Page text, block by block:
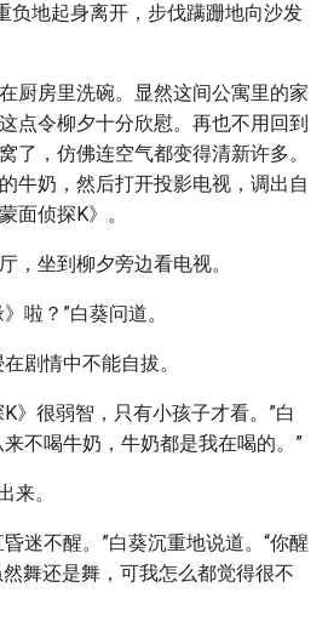
负地起身离开，步伐蹒跚地向沙发
厨房里洗碗。显然这间公寓里的家
点令柳夕十分欣慰。再也不用回到
了，仿佛连空气都变得清新许多。
牛奶，然后打开投影电视，调出自
面侦探K》。
，坐到柳夕旁边看电视。
啦？”白葵问道。
剧情中不能自拔。
》很弱智，只有小孩子才看。”白
不喝牛奶，牛奶都是我在喝的。”
来。
迷不醒。”白葵沉重地说道。“你醒
舞还是舞，可我怎么都觉得很不